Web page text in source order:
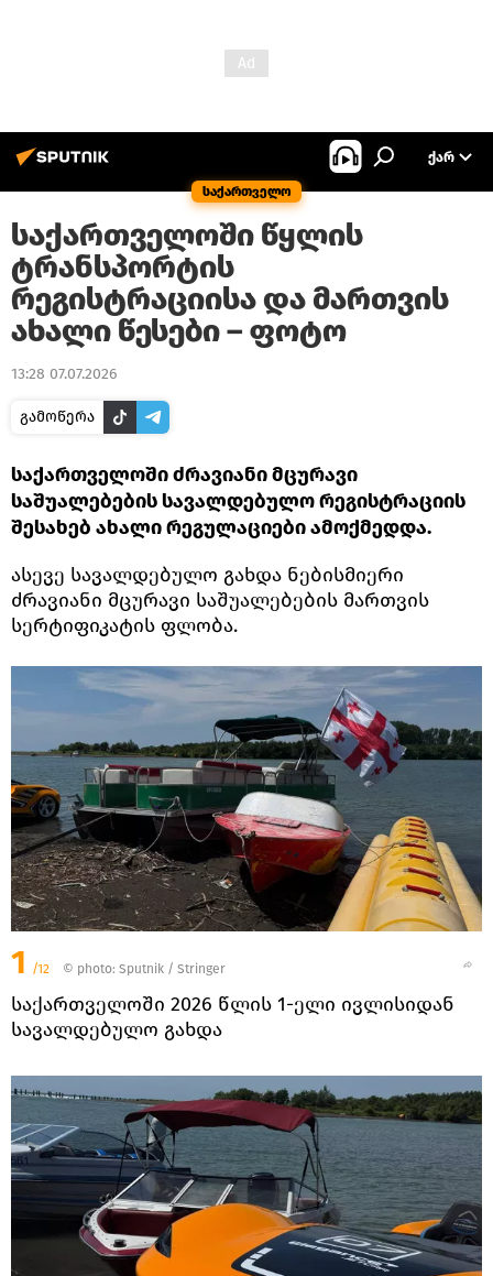
საქართველო
ᲥᲐᲠ
საქართველოში წყლის
ტრანსპორტის
რეგისტრაციისა და მართვის
ახალი წესები – ფოტო
13:28 07.07.2026
გამოწერა
საქართველოში ძრავიანი მცურავი
საშუალებების სავალდებულო რეგისტრაციის
შესახებ ახალი რეგულაციები ამოქმედდა.
ასევე სავალდებულო გახდა ნებისმიერი
ძრავიანი მცურავი საშუალებების მართვის
სერტიფიკატის ფლობა.
1 /12 © photo: Sputnik / Stringer
საქართველოში 2026 წლის 1-ელი ივლისიდან
სავალდებულო გახდა